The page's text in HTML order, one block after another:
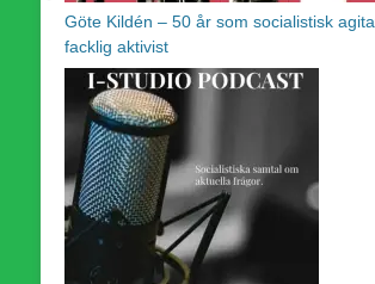
Göte Kildén – 50 år som socialistisk
facklig aktivist